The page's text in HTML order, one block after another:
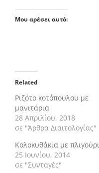
Μου αρέσει αυτό:
Related
Ριζότο κοτόπουλου με
μανιτάρια
28 Απριλίου, 2018
σε "Άρθρα Διαιτολογίας"
Κολοκυθάκια με πλιγούρι
25 Ιουνίου, 2014
σε "Συνταγές"